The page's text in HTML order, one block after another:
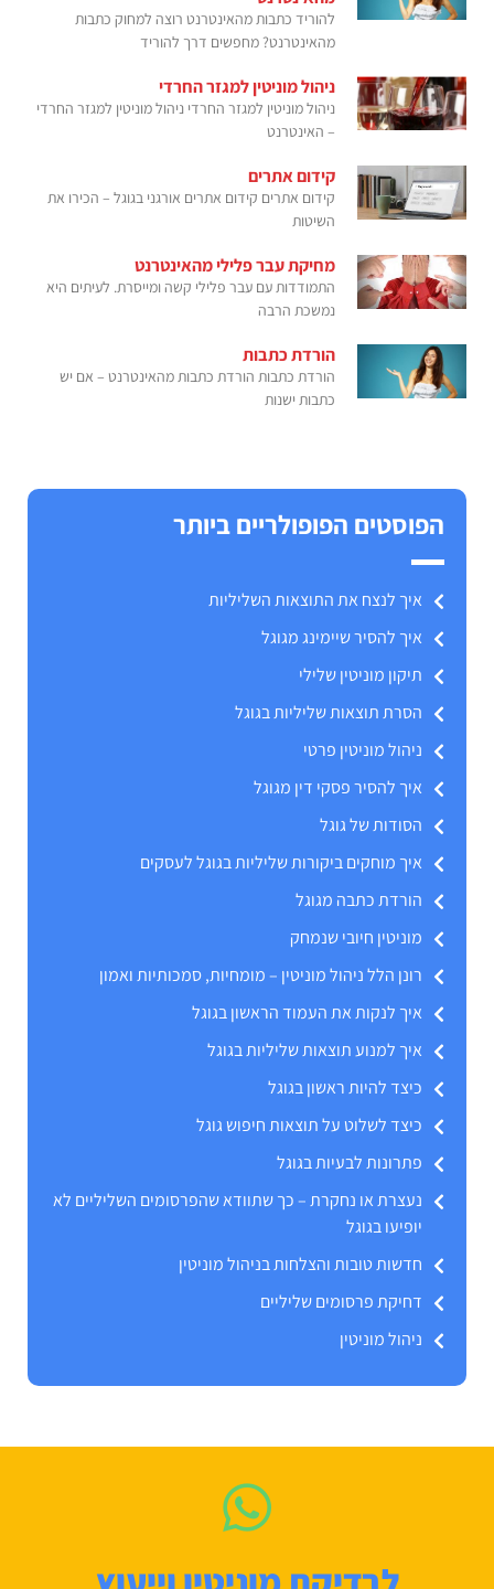
להוריד כתבות מהאינטרנט רוצה למחוק כתבות
מהאינטרנט? מחפשים דרך להוריד
ניהול מוניטין למגזר החרדי
ניהול מוניטין למגזר החרדי ניהול מוניטין למגזר החרדי
– האינטרנט
קידום אתרים
קידום אתרים קידום אתרים אורגני בגוגל – הכירו את
השיטות
מחיקת עבר פלילי מהאינטרנט
התמודדות עם עבר פלילי קשה ומייסרת. לעיתים היא
נמשכת הרבה
הורדת כתבות
הורדת כתבות הורדת כתבות מהאינטרנט – אם יש
כתבות ישנות
הפוסטים הפופולריים ביותר
איך לנצח את התוצאות השליליות
איך להסיר שיימינג מגוגל
תיקון מוניטין שלילי
הסרת תוצאות שליליות בגוגל
ניהול מוניטין פרטי
איך להסיר פסקי דין מגוגל
הסודות של גוגל
איך מוחקים ביקורות שליליות בגוגל לעסקים
הורדת כתבה מגוגל
מוניטין חיובי שנמחק
רונן הלל ניהול מוניטין – מומחיות, סמכותיות ואמון
איך לנקות את העמוד הראשון בגוגל
איך למנוע תוצאות שליליות בגוגל
כיצד להיות ראשון בגוגל
כיצד לשלוט על תוצאות חיפוש גוגל
פתרונות לבעיות בגוגל
נעצרת או נחקרת – כך שתוודא שהפרסומים השליליים לא
יופיעו בגוגל
חדשות טובות והצלחות בניהול מוניטין
דחיקת פרסומים שליליים
ניהול מוניטין